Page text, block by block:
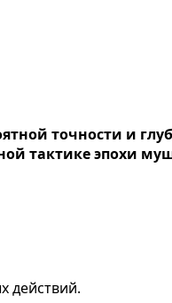
точности и
тактике эпохи
действий.